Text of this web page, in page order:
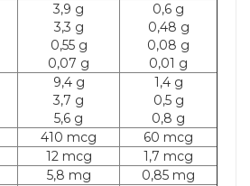
3,9 g
3,3 g
0,55 g
0,07 g
0,6 g
0,48 g
0,08 g
0,01 g
9,4 g
3,7 g
5,6 g
1,4 g
0,5 g
0,8 g
410 mcg
60 mcg
12 mcg
1,7 mcg
5,8 mg
0,85 mg